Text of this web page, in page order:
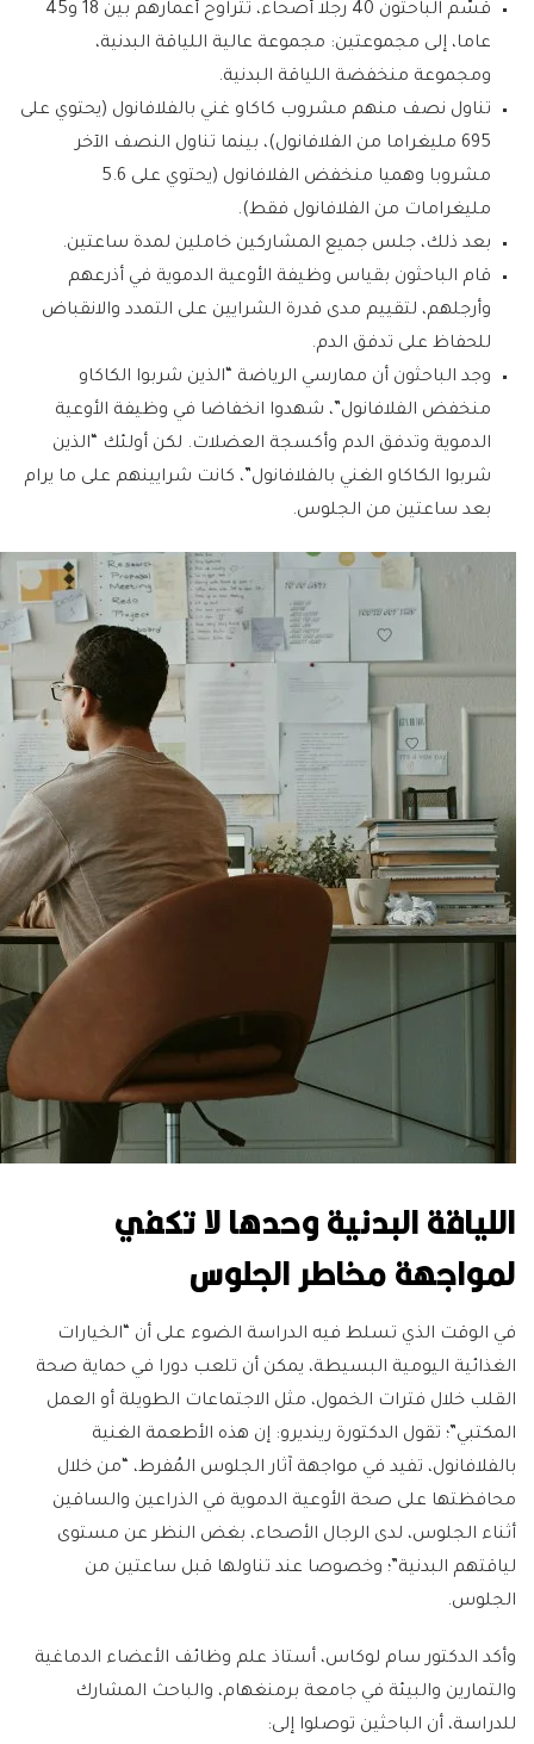
قَسّم الباحثون 40 رجلا أصحاء، تتراوح أعمارهم بين 18 و45
عاما، إلى مجموعتين: مجموعة عالية اللياقة البدنية،
ومجموعة منخفضة اللياقة البدنية.
تناول نصف منهم مشروب كاكاو غني بالفلافانول (يحتوي على
695 مليغراما من الفلافانول)، بينما تناول النصف الآخر
مشروبا وهميا منخفض الفلافانول (يحتوي على 5.6
مليغرامات من الفلافانول فقط).
بعد ذلك، جلس جميع المشاركين خاملين لمدة ساعتين.
قام الباحثون بقياس وظيفة الأوعية الدموية في أذرعهم
وأرجلهم، لتقييم مدى قدرة الشرايين على التمدد والانقباض
للحفاظ على تدفق الدم.
وجد الباحثون أن ممارسي الرياضة “الذين شربوا الكاكاو
منخفض الفلافانول”، شهدوا انخفاضا في وظيفة الأوعية
الدموية وتدفق الدم وأكسجة العضلات. لكن أولئك “الذين
شربوا الكاكاو الغني بالفلافانول”، كانت شرايينهم على ما يرام
بعد ساعتين من الجلوس.
اللياقة البدنية وحدها لا تكفي
لمواجهة مخاطر الجلوس
في الوقت الذي تسلط فيه الدراسة الضوء على أن “الخيارات
الغذائية اليومية البسيطة، يمكن أن تلعب دورا في حماية صحة
القلب خلال فترات الخمول، مثل الاجتماعات الطويلة أو العمل
المكتبي”؛ تقول الدكتورة رينديرو: إن هذه الأطعمة الغنية
بالفلافانول، تفيد في مواجهة آثار الجلوس المُفرط، “من خلال
محافظتها على صحة الأوعية الدموية في الذراعين والساقين
أثناء الجلوس، لدى الرجال الأصحاء، بغض النظر عن مستوى
لياقتهم البدنية”؛ وخصوصا عند تناولها قبل ساعتين من
الجلوس.
وأكد الدكتور سام لوكاس، أستاذ علم وظائف الأعضاء الدماغية
والتمارين والبيئة في جامعة برمنغهام، والباحث المشارك
للدراسة، أن الباحثين توصلوا إلى: